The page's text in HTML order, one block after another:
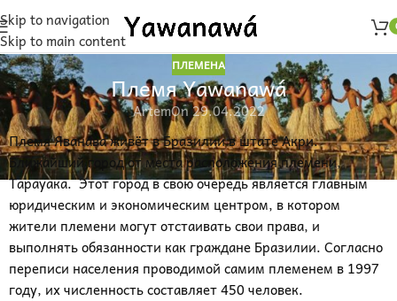
Skip to navigation
Skip to main content
ПЛЕМЕНА
Племя Yawanawá
ArtemOn 29.04.2022
Племя Яванава живёт в Бразилии в штате Акри.
Ближайший город от места расположения племени,
Тарауака. Этот город в свою очередь является главным
юридическим и экономическим центром, в котором
жители племени могут отстаивать свои права, и
выполнять обязанности как граждане Бразилии. Согласно
переписи населения проводимой самим племенем в 1997
году, их численность составляет 450 человек.